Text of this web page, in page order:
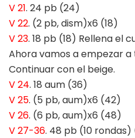
V 21. 24 pb (24)
V 22. (2 pb, dism)x6 (18)
V 23. 18 pb (18) Rellena el
Ahora vamos a empezar a
Continuar con el beige.
V 24. 18 aum (36)
V 25. (5 pb, aum)x6 (42)
V 26. (6 pb, aum)x6 (48)
V 27-36. 48 pb (10